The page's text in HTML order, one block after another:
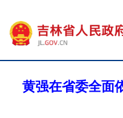
黄强在省委全面